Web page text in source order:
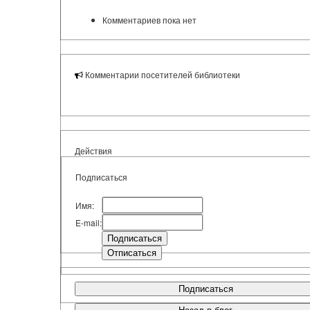
Комментариев пока нет
Комментарии посетителей библиотеки
Действия
Подписаться
Имя:
E-mail:
Подписаться